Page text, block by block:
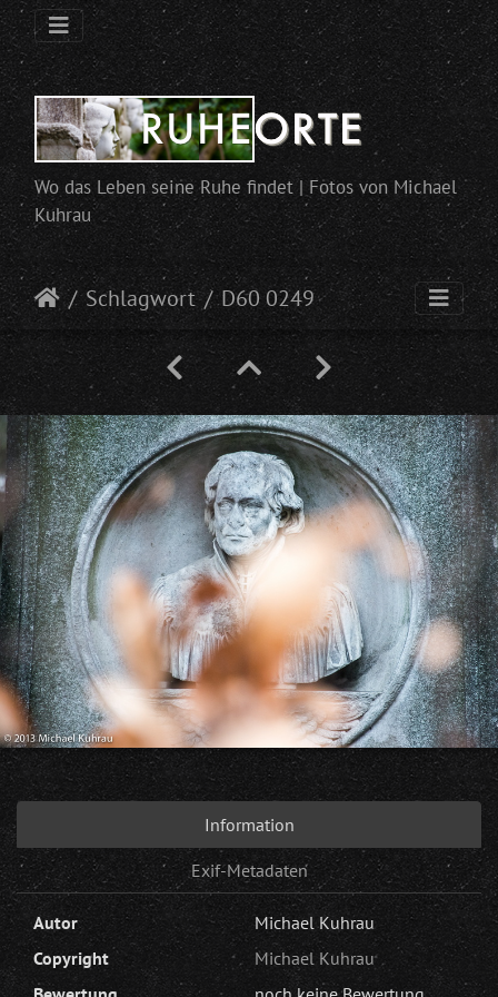
Wo das Leben seine Ruhe findet | Fotos von Michael
Kuhrau
Schlagwort D60 0249
Information
Exif-Metadaten
Autor
Michael Kuhrau
Copyright
Michael Kuhrau